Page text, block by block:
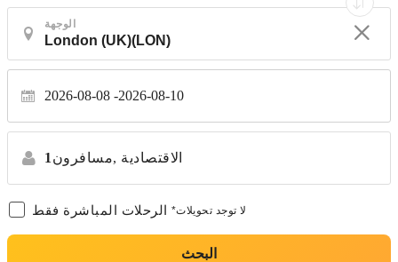
الوجهة
2026-08-08 2026-08-10
1 مسافرون, الاقتصادية
الرحلات المباشرة فقط *لا توجد تحويلات
البحث